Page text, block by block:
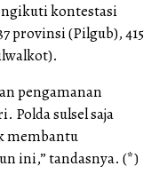
kontestasi
provinsi (Pilgub), 415
pengamanan
Polda sulsel saja
membantu
ini,” tandasnya. (*)